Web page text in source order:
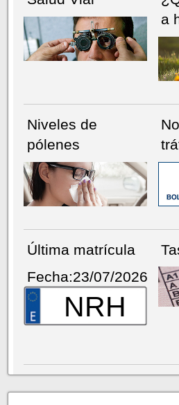
a
Niveles de
pólenes
Última matrícula
Fecha:23/07/2026
NRH